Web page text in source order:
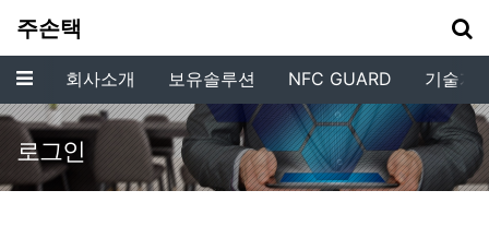
주손택
메뉴 회사소개 보유솔루션 NFC GUARD 기술개
로그인